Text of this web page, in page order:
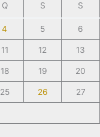
Q S S
4 5 6
11 12 13
18 19 20
25 26 27